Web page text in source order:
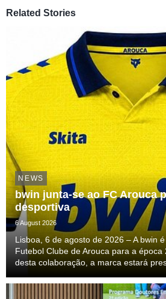
Related Stories
NEWS
bwin junta-se ao FC Arouca
desportiva
6 August 2026
Lisboa, 6 de agosto de 2026 – A bwin
Futebol Clube de Arouca para a
desta colaboração, a marca estará
profissional, acompanhando o clube